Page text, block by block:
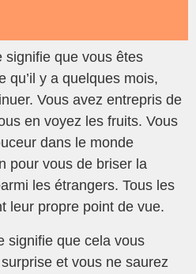
signifie que vous êtes
qu’il y a quelques mois,
Vous avez entrepris de
en voyez les fruits. Vous
dans le monde
pour vous de briser la
les étrangers. Tous les
leur propre point de vue.
signifie que cela vous
et vous ne saurez